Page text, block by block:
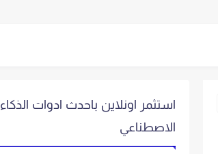
استثمر اونلاين باحدث ادوات الذكاء
الاصطناعي